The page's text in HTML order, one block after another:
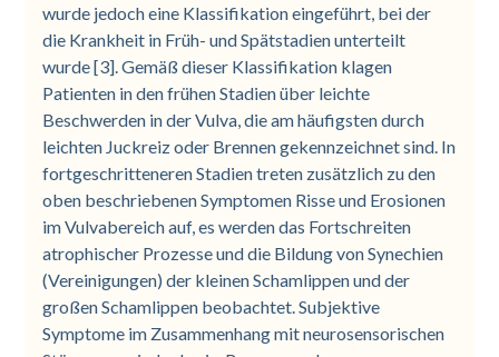
wurde jedoch eine Klassifikation eingeführt, bei der
die Krankheit in Früh- und Spätstadien unterteilt
wurde [3]. Gemäß dieser Klassifikation klagen
Patienten in den frühen Stadien über leichte
Beschwerden in der Vulva, die am häufigsten durch
leichten Juckreiz oder Brennen gekennzeichnet sind. In
fortgeschritteneren Stadien treten zusätzlich zu den
oben beschriebenen Symptomen Risse und Erosionen
im Vulvabereich auf, es werden das Fortschreiten
atrophischer Prozesse und die Bildung von Synechien
(Vereinigungen) der kleinen Schamlippen und der
großen Schamlippen beobachtet. Subjektive
Symptome im Zusammenhang mit neurosensorischen